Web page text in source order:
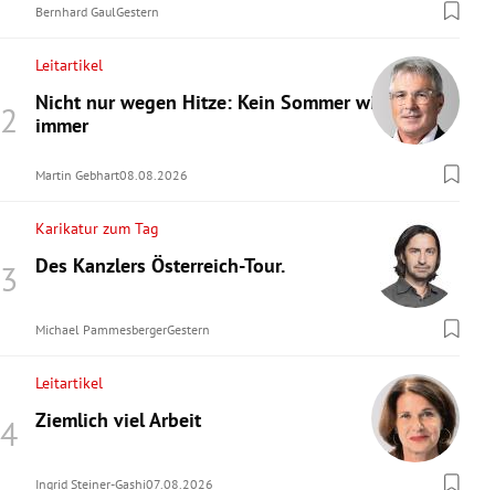
Bernhard GaulGestern
Leitartikel
Nicht nur wegen Hitze: Kein Sommer wie
immer
Martin Gebhart08.08.2026
Karikatur zum Tag
Des Kanzlers Österreich-Tour.
Michael PammesbergerGestern
Leitartikel
Ziemlich viel Arbeit
Ingrid Steiner-Gashi07.08.2026